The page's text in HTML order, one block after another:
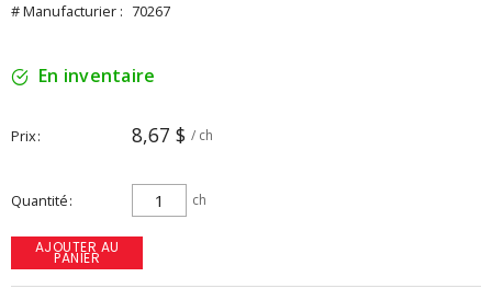
# Manufacturier : 70267
En inventaire
Prix 8,67 $ / ch
Quantité ch
AJOUTER AU
PANIER